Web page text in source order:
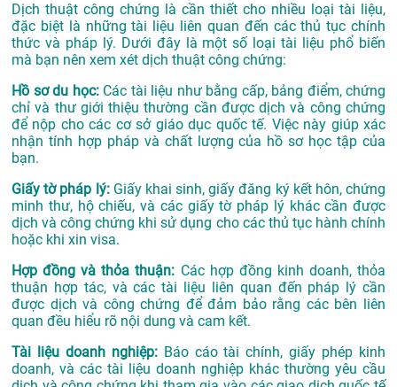
Dịch thuật công chứng là cần thiết cho nhiều loại tài liệu,
đặc biệt là những tài liệu liên quan đến các thủ tục chính
thức và pháp lý. Dưới đây là một số loại tài liệu phổ biến
mà bạn nên xem xét dịch thuật công chứng:
Hồ sơ du học:Các tài liệu như bằng cấp, bảng điểm, chứng
chỉ và thư giới thiệu thường cần được dịch và công chứng
để nộp cho các cơ sở giáo dục quốc tế. Việc này giúp xác
nhận tính hợp pháp và chất lượng của hồ sơ học tập của
bạn.
Giấy tờ pháp lý:Giấy khai sinh, giấy đăng ký kết hôn, chứng
minh thư, hộ chiếu, và các giấy tờ pháp lý khác cần được
dịch và công chứng khi sử dụng cho các thủ tục hành chính
hoặc khi xin visa.
Hợp đồng và thỏa thuận: Các hợp đồng kinh doanh, thỏa
thuận hợp tác, và các tài liệu liên quan đến pháp lý cần
được dịch và công chứng để đảm bảo rằng các bên liên
quan đều hiểu rõ nội dung và cam kết.
Tài liệu doanh nghiệp:Báo cáo tài chính, giấy phép kinh
doanh, và các tài liệu doanh nghiệp khác thường yêu cầu